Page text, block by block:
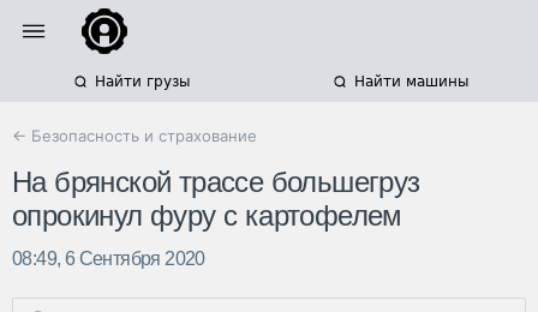
Найти грузы Найти машины
← Безопасность и страхование
На брянской трассе большегруз
опрокинул фуру с картофелем
08:49, 6 Сентября 2020